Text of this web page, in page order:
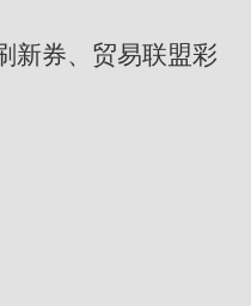
新券、贸易联盟彩